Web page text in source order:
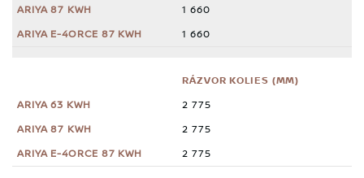
1 660
1 660
RÁZVOR KOLIES (MM)
2 775
2 775
2 775